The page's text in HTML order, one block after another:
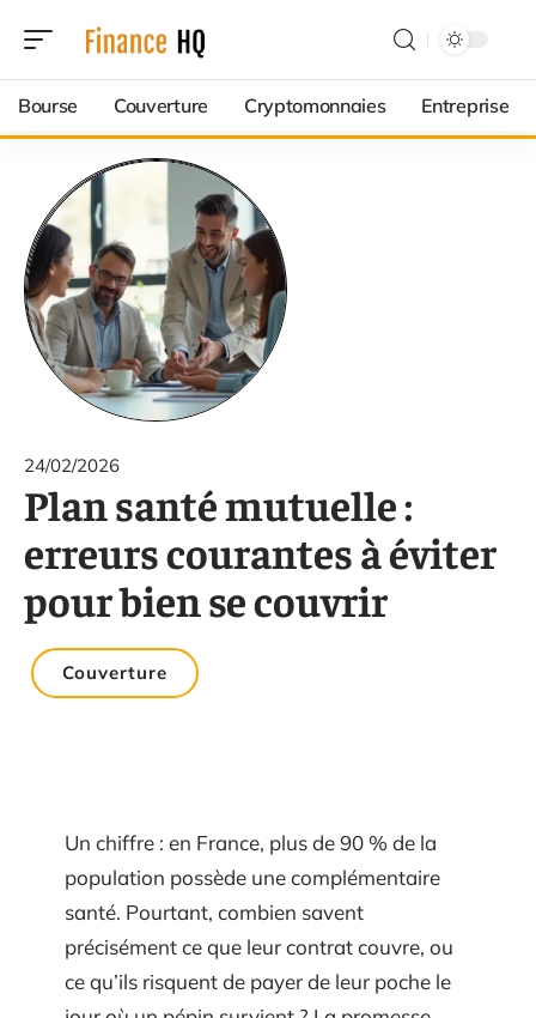
Bourse Couverture Cryptomonnaies Entreprise
24/02/2026
Plan santé mutuelle :
erreurs courantes à éviter
pour bien se couvrir
Couverture
Un chiffre : en France, plus de 90 % de la
population possède une complémentaire
santé. Pourtant, combien savent
précisément ce que leur contrat couvre, ou
ce qu’ils risquent de payer de leur poche le